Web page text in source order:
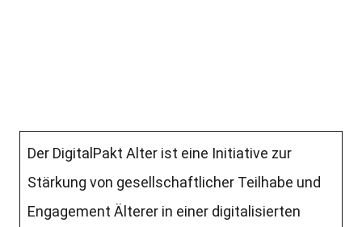
Der DigitalPakt Alter ist eine Initiative zur
Stärkung von gesellschaftlicher Teilhabe und
Engagement Älterer in einer digitalisierten